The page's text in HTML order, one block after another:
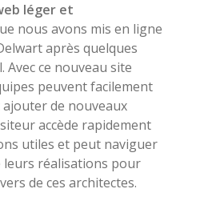
léger et
nous avons mis en ligne
après quelques
Avec ce nouveau site
peuvent facilement
de nouveaux
accède rapidement
utiles et peut naviguer
leurs réalisations pour
de ces architectes.